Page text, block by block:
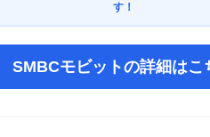
す！
SMBCモビットの詳細はこ